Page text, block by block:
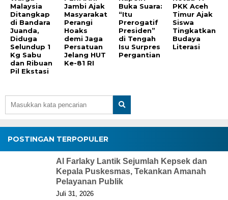
Malaysia
Ditangkap
di Bandara
Juanda,
Diduga
Selundup 1
Kg Sabu
dan Ribuan
Pil Ekstasi
Jambi Ajak
Masyarakat
Perangi
Hoaks
demi Jaga
Persatuan
Jelang HUT
Ke-81 RI
Buka Suara:
“Itu
Prerogatif
Presiden”
di Tengah
Isu Surpres
Pergantian
PKK Aceh
Timur Ajak
Siswa
Tingkatkan
Budaya
Literasi
POSTINGAN TERPOPULER
Al Farlaky Lantik Sejumlah Kepsek dan
Kepala Puskesmas, Tekankan Amanah
Pelayanan Publik
Juli 31, 2026